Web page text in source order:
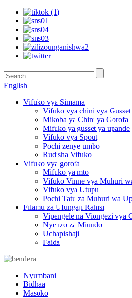
English
Vifuko vya Simama
Vifuko vya chini vya Gusset
Mikoba ya Chini ya Gorofa
Mifuko ya gusset ya upande
Vifuko vya Spout
Pochi zenye umbo
Rudisha Vifuko
Vifuko vya gorofa
Mifuko ya mto
Vifuko Vinne vya Muhuri
Vifuko vya Utupu
Pochi Tatu za Muhuri wa
Filamu za Ufungaji Rahisi
Vipengele na Viongezi vya
Nyenzo za Miundo
Uchapishaji
Faida
Nyumbani
Bidhaa
Masoko